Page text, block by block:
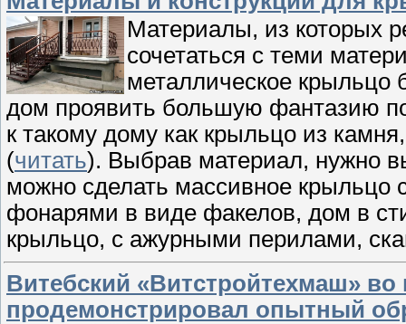
Материалы, из которых
сочетаться с теми
металлическое крыльцо
дом проявить большую фантазию
к такому дому как крыльцо из
(читать). Выбрав материал, нужно
можно сделать массивное крыльцо
фонарями в виде факелов, дом в
крыльцо, с ажурными перилами,
Витебский «Витстройтехмаш»
продемонстрировал опытный